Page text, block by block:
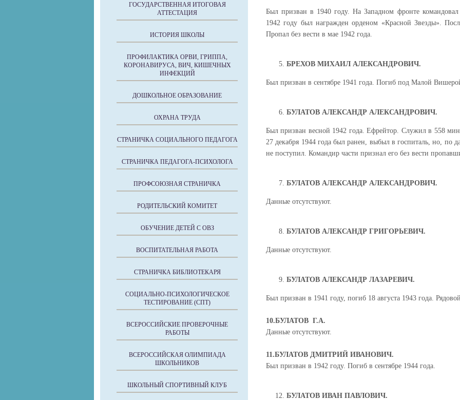
Был призван в 1940 году. На Западном фронте
1942 году был награжден орденом «Красной Звезды».
Пропал без вести в мае 1942 года.
БРЕХОВ МИХАИЛ АЛЕКСАНДРОВИЧ.
Был призван в сентябре 1941 года. Погиб под Малой
БУЛАТОВ АЛЕКСАНДР АЛЕКСАНДРОВИЧ.
Был призван весной 1942 года. Ефрейтор. Служил в 558
27 декабря 1944 года был ранен, выбыл в госпиталь, но, по
не поступил. Командир части признал его без вести
БУЛАТОВ АЛЕКСАНДР АЛЕКСАНДРОВИЧ.
Данные отсутствуют.
БУЛАТОВ АЛЕКСАНДР ГРИГОРЬЕВИЧ.
Данные отсутствуют.
БУЛАТОВ АЛЕКСАНДР ЛАЗАРЕВИЧ.
Был призван в 1941 году, погиб 18 августа 1943 года.
10.БУЛАТОВ Г.А.
Данные отсутствуют.
11.БУЛАТОВ ДМИТРИЙ ИВАНОВИЧ.
Был призван в 1942 году. Погиб в сентябре 1944 года.
БУЛАТОВ ИВАН ПАВЛОВИЧ.
ГОСУДАРСТВЕННАЯ ИТОГОВАЯ
АТТЕСТАЦИЯ
ИСТОРИЯ ШКОЛЫ
ПРОФИЛАКТИКА ОРВИ, ГРИППА,
КОРОНАВИРУСА, ВИЧ, КИШЕЧНЫХ
ИНФЕКЦИЙ
ДОШКОЛЬНОЕ ОБРАЗОВАНИЕ
ОХРАНА ТРУДА
СТРАНИЧКА СОЦИАЛЬНОГО ПЕДАГОГА
СТРАНИЧКА ПЕДАГОГА-ПСИХОЛОГА
ПРОФСОЮЗНАЯ СТРАНИЧКА
РОДИТЕЛЬСКИЙ КОМИТЕТ
ОБУЧЕНИЕ ДЕТЕЙ С ОВЗ
ВОСПИТАТЕЛЬНАЯ РАБОТА
СТРАНИЧКА БИБЛИОТЕКАРЯ
СОЦИАЛЬНО-ПСИХОЛОГИЧЕСКОЕ
ТЕСТИРОВАНИЕ (СПТ)
ВСЕРОССИЙСКИЕ ПРОВЕРОЧНЫЕ
РАБОТЫ
ВСЕРОССИЙСКАЯ ОЛИМПИАДА
ШКОЛЬНИКОВ
ШКОЛЬНЫЙ СПОРТИВНЫЙ КЛУБ